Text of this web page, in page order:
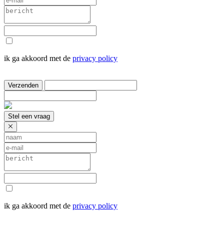
ik ga akkoord met de privacy policy
Verzenden
Stel een vraag
ik ga akkoord met de privacy policy